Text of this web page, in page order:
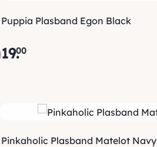
Puppia Plasband Egon Black
19.00
Pinkaholic Plasband Matelot Navy